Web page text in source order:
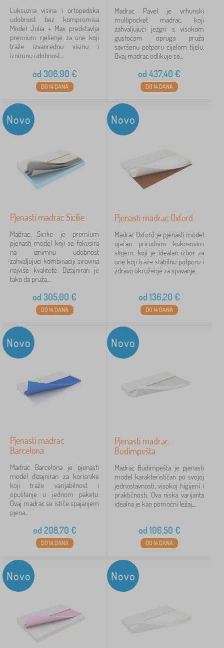
Luksuzna visina i ortopedska
udobnost bez kompromisa
Model Julia + Max predstavlja
premium rješenje za one koji
traže izvanrednu visinu i
iznimnu udobnost....
od 306,90 €
DO 14 DANA
Madrac Pavel je vrhunski
multipocket madrac, koji
zahvaljujući jezgri s visokom
gustoćom opruga pruža
savršenu potporu cijelom tijelu.
Ovaj madrac odlikuje se...
od 437,40 €
DO 14 DANA
Novo
Pjenasti madrac Sicilie
Madrac Sicilie je premium
pjenasti model koji se fokusira
na iznimnu udobnost
zahvaljujući kombinaciji sirovina
najviše kvalitete. Dizajniran je
tako da pruža...
od 305,00 €
DO 14 DANA
Novo
Pjenasti madrac Oxford
Madrac Oxford je pjenasti model
ojačan prirodnim kokosovim
slojem, koji je idealan izbor za
one koji traže stabilnu potporu i
zdravo okruženje za spavanje....
od 136,20 €
DO 14 DANA
Novo
Pjenasti madrac
Barcelona
Madrac Barcelona je pjenasti
model dizajniran za korisnike
koji traže varijabilnost i
opuštanje u jednom paketu.
Ovaj madrac se ističe spajanjem
pjena...
od 208,70 €
DO 14 DANA
Novo
Pjenasti madrac
Budimpešta
Madrac Budimpešta je pjenasti
model karakterističan po svojoj
jednostavnosti, visokoj higijeni i
praktičnosti. Ova niska varijanta
idealna je kao pomoćni ležaj,...
od 106,50 €
DO 14 DANA
Novo Novo